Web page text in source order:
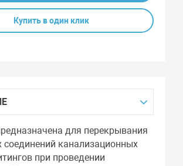
Купить в один клик
для перекрывания
соединений канализационных
при проведении